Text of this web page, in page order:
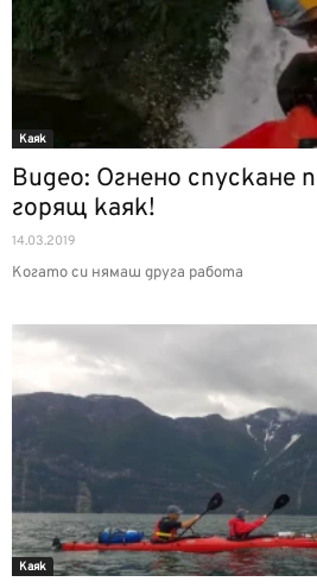
Каяк
Видео: Огнено спускане
горящ каяк!
14.03.2019
Когато си нямаш друга работа
Каяк